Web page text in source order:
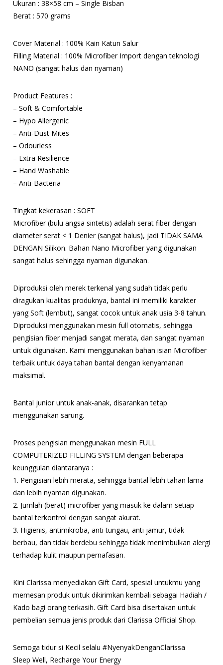
Ukuran : 38×58 cm – Single Bisban
Berat : 570 grams
Cover Material : 100% Kain Katun Salur
Filling Material : 100% Microfiber Import dengan teknologi
NANO (sangat halus dan nyaman)
Product Features :
– Soft & Comfortable
– Hypo Allergenic
– Anti-Dust Mites
– Odourless
– Extra Resilience
– Hand Washable
– Anti-Bacteria
Tingkat kekerasan : SOFT
Microfiber (bulu angsa sintetis) adalah serat fiber dengan
diameter serat < 1 Denier (sangat halus), jadi TIDAK SAMA
DENGAN Silikon. Bahan Nano Microfiber yang digunakan
sangat halus sehingga nyaman digunakan.
Diproduksi oleh merek terkenal yang sudah tidak perlu
diragukan kualitas produknya, bantal ini memiliki karakter
yang Soft (lembut), sangat cocok untuk anak usia 3-8 tahun.
Diproduksi menggunakan mesin full otomatis, sehingga
pengisian fiber menjadi sangat merata, dan sangat nyaman
untuk digunakan. Kami menggunakan bahan isian Microfiber
terbaik untuk daya tahan bantal dengan kenyamanan
maksimal.
Bantal junior untuk anak-anak, disarankan tetap
menggunakan sarung.
Proses pengisian menggunakan mesin FULL
COMPUTERIZED FILLING SYSTEM dengan beberapa
keunggulan diantaranya :
1. Pengisian lebih merata, sehingga bantal lebih tahan lama
dan lebih nyaman digunakan.
2. Jumlah (berat) microfiber yang masuk ke dalam setiap
bantal terkontrol dengan sangat akurat.
3. Higienis, antimikroba, anti tungau, anti jamur, tidak
berbau, dan tidak berdebu sehingga tidak menimbulkan alergi
terhadap kulit maupun pernafasan.
Kini Clarissa menyediakan Gift Card, spesial untukmu yang
memesan produk untuk dikirimkan kembali sebagai Hadiah /
Kado bagi orang terkasih. Gift Card bisa disertakan untuk
pembelian semua jenis produk dari Clarissa Official Shop.
Semoga tidur si Kecil selalu #NyenyakDenganClarissa
Sleep Well, Recharge Your Energy